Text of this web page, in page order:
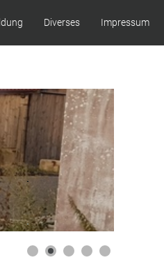
Diverses Impressum